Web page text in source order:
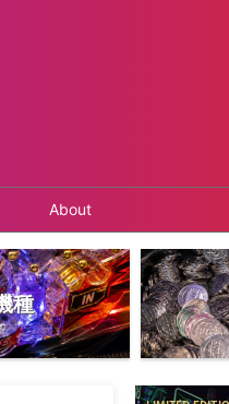
About
種